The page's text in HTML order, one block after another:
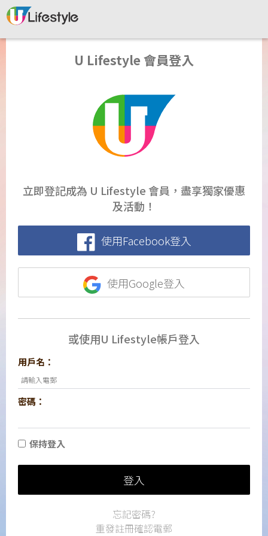
U Lifestyle 會員登入
立即登記成為 U Lifestyle 會員，盡享獨家優惠
及活動！
使用Facebook登入
使用Google登入
或使用U Lifestyle帳戶登入
用戶名：
密碼：
保持登入
登入
忘記密碼?
重發註冊確認電郵